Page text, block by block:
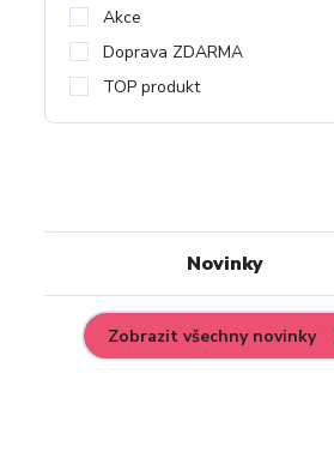
Akce
Doprava ZDARMA
TOP produkt
Novinky
Zobrazit všechny novinky